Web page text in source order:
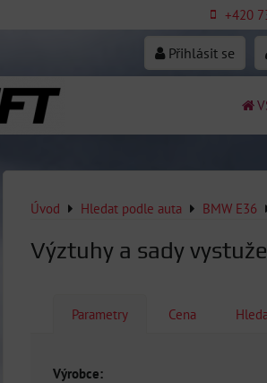
+420
Přihlásit se
Úvod Hledat podle auta BMW E36
Výztuhy a sady
Parametry Cena
Výrobce: